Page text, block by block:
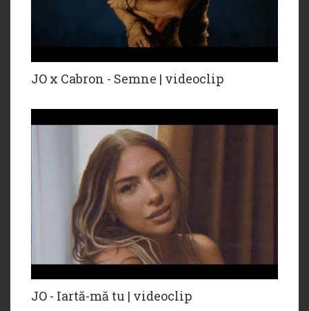
JO x ‪Cabron - Semne | videoclip
JO - Iartă-mă tu | videoclip